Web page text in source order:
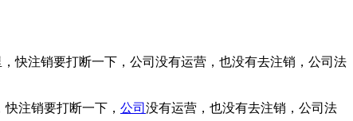
快注销要打断一下，公司没有运营，也没有去注销，公司法
注销要打断一下， 公司 没有运营，也没有去注销，公司法